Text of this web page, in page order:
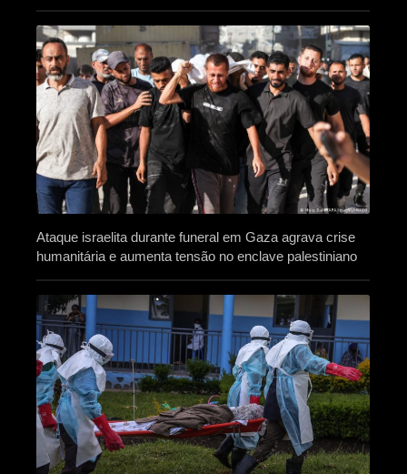
Ataque israelita durante funeral em Gaza agrava crise
humanitária e aumenta tensão no enclave palestiniano